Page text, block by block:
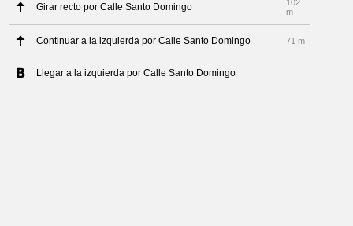
Girar recto por Calle Santo Domingo
102
m
Continuar a la izquierda por Calle Santo Domingo 71 m
Llegar a la izquierda por Calle Santo Domingo